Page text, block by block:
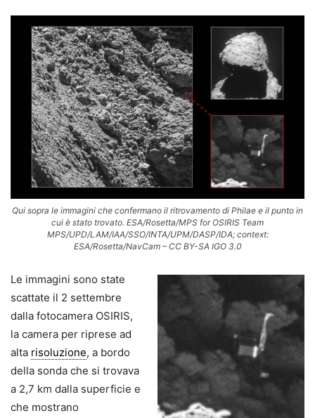
Qui sopra le immagini che confermano il ritrovamento di Philae e il punto in
cui è stato trovato. ESA/Rosetta/MPS for OSIRIS Team
MPS/UPD/LAM/IAA/SSO/INTA/UPM/DASP/IDA; context:
ESA/Rosetta/NavCam – CC BY-SA IGO 3.0
Le immagini sono state
scattate il 2 settembre
dalla fotocamera OSIRIS,
la camera per riprese ad
alta risoluzione, a bordo
della sonda che si trovava
a 2,7 km dalla superficie e
che mostrano